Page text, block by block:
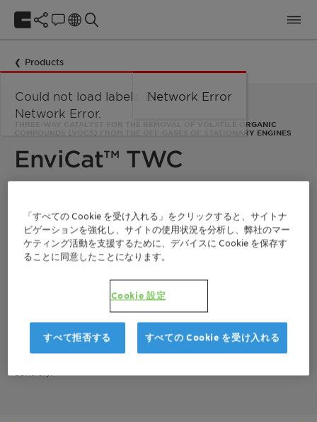
Products
THREE-WAY CATALYST FOR THE REMOVAL OF VOLATILE ORGANIC
COMPOUNDS (VOCS) FROM THE OFF-GASES OF STATIONARY ENGINES
EnviCat™ TWC
catalysts to clean exhaust gases from combustion processes
since the early 1980s. They are used for engines running on
various fuels, such as natural gas, diesel, bio-diesel, LPG,
landfill gas, synthetics, dimethyl ether, alcohols, or methane.
EnviCat TWC is a three-way catalyst (TWC) for engine
The catalyst oxidizes carbon monoxide (CO) and other
hydrocarbons (HCs). At the same time, it reduces nitrogen
「すべての Cookie を受け入れる」をクリックすると、サイトナ
ビゲーションを強化し、サイトの使用状況を分析し、弊社のマー
ケティング活動を支援するために、デバイスに Cookie を保存す
ることに同意したことになります。
Cookie 設定
すべて拒否する すべての Cookie を受け入れる
Could not load labels. Error:
Network Error.
Network Error